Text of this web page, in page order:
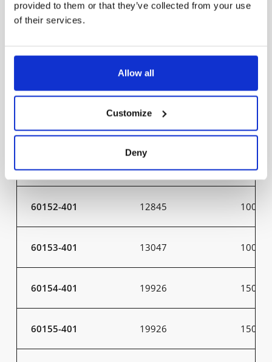
provided to them or that they’ve collected from your use
of their services.
Allow all
Customize
Deny
30054-301 1000-3300 9-31
100
60152-401 12845 100
60153-401 13047 100
60154-401 19926 150
60155-401 19926 150